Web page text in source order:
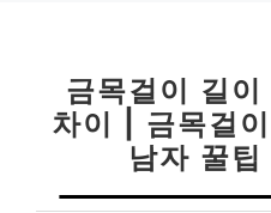
금목걸이 길
차이 | 금목걸
남자 꿀